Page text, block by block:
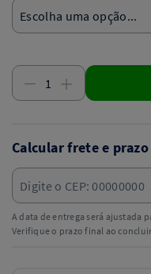
Calcular frete e prazo
A data de entrega será ajustada
Verifique o prazo final ao